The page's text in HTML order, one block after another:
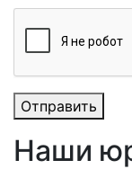
Отправить
Наши